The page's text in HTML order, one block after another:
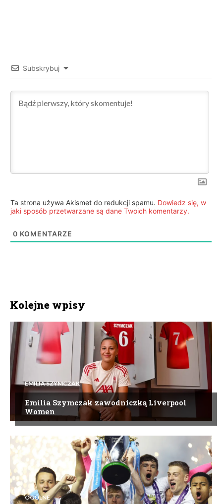
Subskrybuj
Ta strona używa Akismet do redukcji spamu. Dowiedz się, w
jaki sposób przetwarzane są dane Twoich komentarzy.
0 KOMENTARZE
Kolejne wpisy
EMILIA SZYMCZAK
Emilia Szymczak zawodniczką Liverpool
Women
OGÓLNE